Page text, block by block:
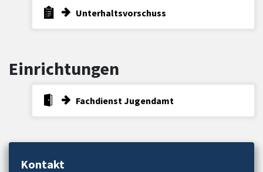
Unterhaltsvorschuss
Einrichtungen
Fachdienst Jugendamt
Kontakt